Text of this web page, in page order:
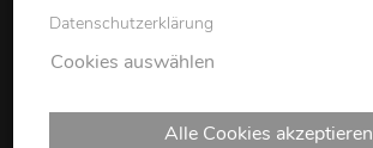
Datenschutzerklärung
Cookies auswählen
Alle Cookies akzeptieren